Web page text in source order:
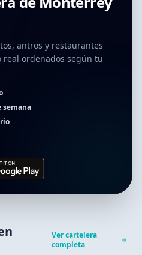
antros y restaurantes
real ordenados según tu
semana
Ver cartelera
completa